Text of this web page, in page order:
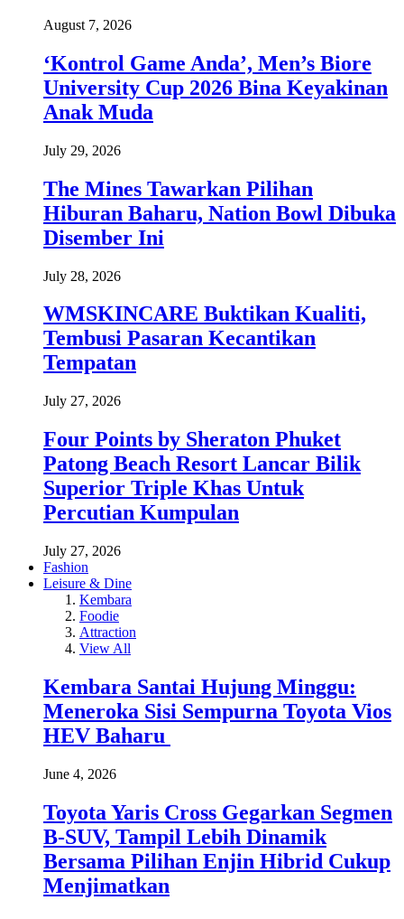
August 7, 2026
‘Kontrol Game Anda’, Men’s Biore
University Cup 2026 Bina Keyakinan
Anak Muda
July 29, 2026
The Mines Tawarkan Pilihan
Hiburan Baharu, Nation Bowl Dibuka
Disember Ini
July 28, 2026
WMSKINCARE Buktikan Kualiti,
Tembusi Pasaran Kecantikan
Tempatan
July 27, 2026
Four Points by Sheraton Phuket
Patong Beach Resort Lancar Bilik
Superior Triple Khas Untuk
Percutian Kumpulan
July 27, 2026
Fashion
Leisure & Dine
Kembara
Foodie
Attraction
View All
Kembara Santai Hujung Minggu:
Meneroka Sisi Sempurna Toyota Vios
HEV Baharu
June 4, 2026
Toyota Yaris Cross Gegarkan Segmen
B-SUV, Tampil Lebih Dinamik
Bersama Pilihan Enjin Hibrid Cukup
Menjimatkan